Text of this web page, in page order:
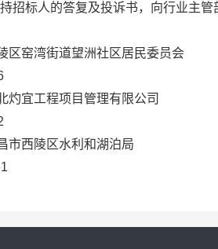
招标人的答复及投诉书，向行业主
区窑湾街道望洲社区居民委员会
灼宜工程项目管理有限公司
市西陵区水利和湖泊局